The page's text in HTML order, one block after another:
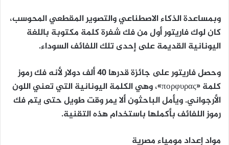
وبمساعدة الذكاء الاصطناعي والتصوير المقطعي المحوسب،
كان لوك فاريتور أول من فك شفرة كلمة مكتوبة باللغة
اليونانية القديمة على إحدى تلك اللفائف السوداء.
وحصل فاريتور على جائزة قدرها 40 ألف دولار لأنه فك رموز
كلمة «πορφυρας»، وهي الكلمة اليونانية التي تعني اللون
الأرجواني. ويأمل الباحثون ألا يمر وقت طويل حتى يتم فك
رموز اللفائف بأكملها باستخدام هذه التقنية.
مواد إعداد مومياء مصرية